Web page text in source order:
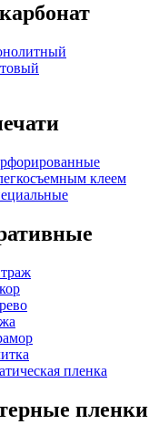
клеем
пленка
пленки